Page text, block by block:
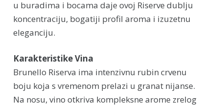
u buradima i bocama daje ovoj Riserve dublju
koncentraciju, bogatiji profil aroma i izuzetnu
eleganciju.
Karakteristike Vina
Brunello Riserva ima intenzivnu rubin crvenu
boju koja s vremenom prelazi u granat nijanse.
Na nosu, vino otkriva kompleksne arome zrelog